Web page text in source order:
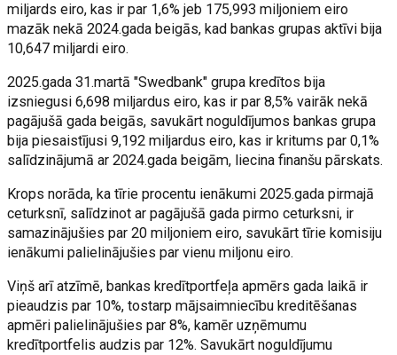
miljards eiro, kas ir par 1,6% jeb 175,993 miljoniem eiro
mazāk nekā 2024.gada beigās, kad bankas grupas aktīvi bija
10,647 miljardi eiro.
2025.gada 31.martā "Swedbank" grupa kredītos bija
izsniegusi 6,698 miljardus eiro, kas ir par 8,5% vairāk nekā
pagājušā gada beigās, savukārt noguldījumos bankas grupa
bija piesaistījusi 9,192 miljardus eiro, kas ir kritums par 0,1%
salīdzinājumā ar 2024.gada beigām, liecina finanšu pārskats.
Krops norāda, ka tīrie procentu ienākumi 2025.gada pirmajā
ceturksnī, salīdzinot ar pagājušā gada pirmo ceturksni, ir
samazinājušies par 20 miljoniem eiro, savukārt tīrie komisiju
ienākumi palielinājušies par vienu miljonu eiro.
Viņš arī atzīmē, bankas kredītportfeļa apmērs gada laikā ir
pieaudzis par 10%, tostarp mājsaimniecību kreditēšanas
apmēri palielinājušies par 8%, kamēr uzņēmumu
kredītportfelis audzis par 12%. Savukārt noguldījumu